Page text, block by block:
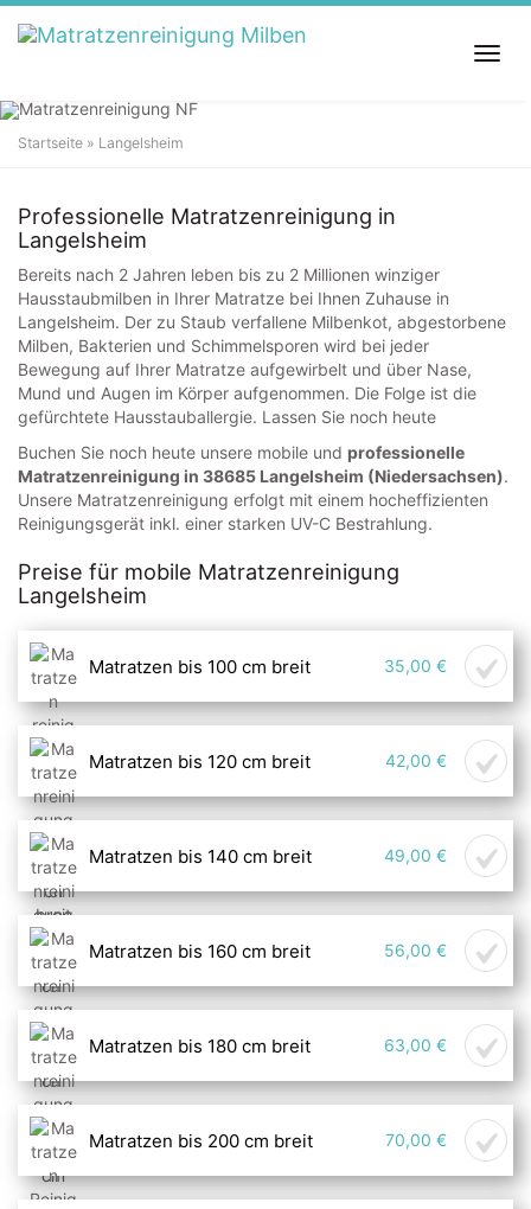
S
t
T
a
Startseite » Langelsheim
Professionelle Matratzenreinigung in
Langelsheim
Bereits nach 2 Jahren leben bis zu 2 Millionen winziger
Hausstaubmilben in Ihrer Matratze bei Ihnen Zuhause in
Langelsheim. Der zu Staub verfallene Milbenkot, abgestorbene
Milben, Bakterien und Schimmelsporen wird bei jeder
Bewegung auf Ihrer Matratze aufgewirbelt und über Nase,
Mund und Augen im Körper aufgenommen. Die Folge ist die
gefürchtete Hausstauballergie. Lassen Sie noch heute
Buchen Sie noch heute unsere mobile und professionelle
Matratzenreinigung in 38685 Langelsheim (Niedersachsen).
Unsere Matratzenreinigung erfolgt mit einem hocheffizienten
Reinigungsgerät inkl. einer starken UV-C Bestrahlung.
Preise für mobile Matratzenreinigung
Langelsheim
Matratzen bis 100 cm breit 35,00 €
Matratzen bis 120 cm breit 42,00 €
Matratzen bis 140 cm breit 49,00 €
Matratzen bis 160 cm breit 56,00 €
Matratzen bis 180 cm breit 63,00 €
Matratzen bis 200 cm breit 70,00 €